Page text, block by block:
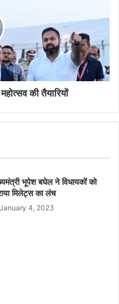
की तैयारियों
भूपेश बघेल ने विधायकों को
मिलेट्स का लंच
January 4, 2023